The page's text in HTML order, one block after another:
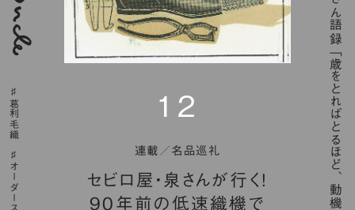
12
連載／名品巡礼
セビロ屋・泉さんが行く！
90年前の低速織機で
葛利毛織